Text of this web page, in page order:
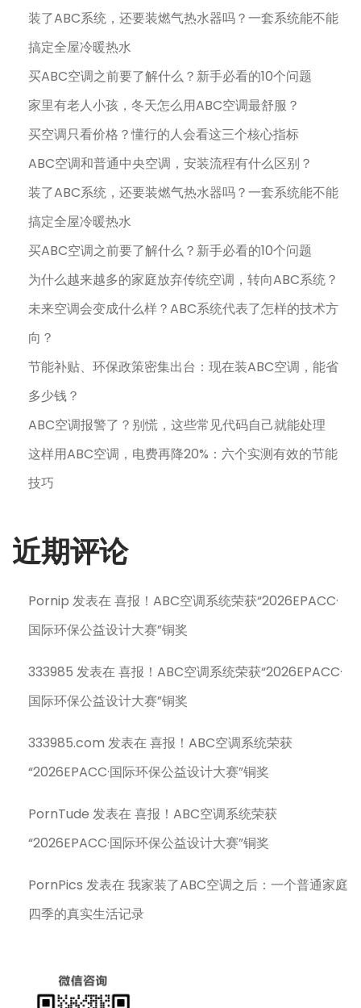
装了ABC系统，还要装燃气热水器吗？一套系统能不能
搞定全屋冷暖热水
买ABC空调之前要了解什么？新手必看的10个问题
家里有老人小孩，冬天怎么用ABC空调最舒服？
买空调只看价格？懂行的人会看这三个核心指标
ABC空调和普通中央空调，安装流程有什么区别？
装了ABC系统，还要装燃气热水器吗？一套系统能不能
搞定全屋冷暖热水
买ABC空调之前要了解什么？新手必看的10个问题
为什么越来越多的家庭放弃传统空调，转向ABC系统？
未来空调会变成什么样？ABC系统代表了怎样的技术方
向？
节能补贴、环保政策密集出台：现在装ABC空调，能省
多少钱？
ABC空调报警了？别慌，这些常见代码自己就能处理
这样用ABC空调，电费再降20%：六个实测有效的节能
技巧
近期评论
Pornip 发表在喜报！ABC空调系统荣获“2026EPACC·
国际环保公益设计大赛”铜奖
333985 发表在喜报！ABC空调系统荣获“2026EPACC·
国际环保公益设计大赛”铜奖
333985.com 发表在喜报！ABC空调系统荣获
“2026EPACC·国际环保公益设计大赛”铜奖
PornTude 发表在喜报！ABC空调系统荣获
“2026EPACC·国际环保公益设计大赛”铜奖
PornPics 发表在我家装了ABC空调之后：一个普通家庭
四季的真实生活记录